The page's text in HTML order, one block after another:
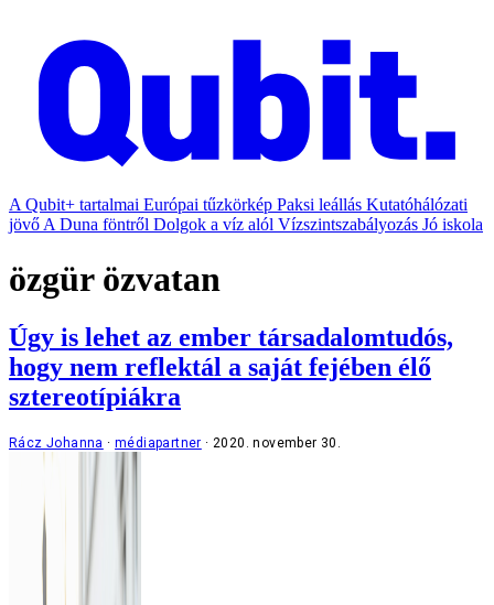
A Qubit+ tartalmai Európai tűzkörkép Paksi leállás Kutatóhálózati
jövő A Duna föntről Dolgok a víz alól Vízszintszabályozás Jó iskola
özgür özvatan
Úgy is lehet az ember társadalomtudós,
hogy nem reflektál a saját fejében élő
sztereotípiákra
Rácz Johanna médiapartner 2020. november 30.